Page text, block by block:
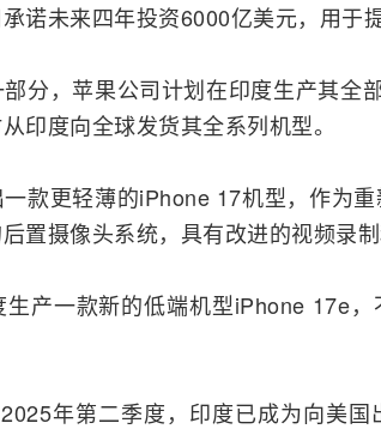
诺未来四年投资6000亿美元，用于
分，苹果公司计划在印度生产其全
印度向全球发货其全系列机型。
款更轻薄的iPhone 17机型，作为
置摄像头系统，具有改进的视频录制
产一款新的低端机型iPhone 17e
年第二季度，印度已成为向美国